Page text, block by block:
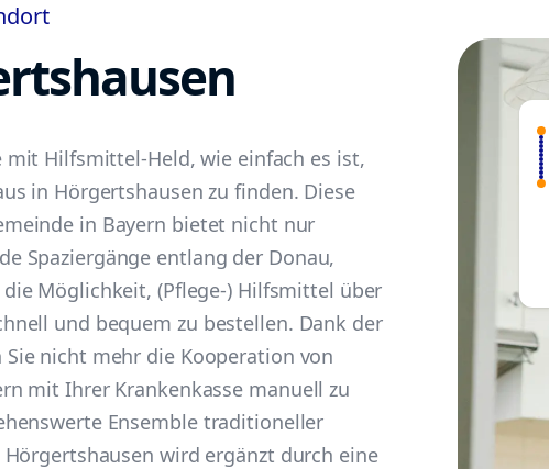
mit Hilfsmittel-Held, wie einfach es ist,
in Hörgertshausen zu finden. Diese
in Bayern bietet nicht nur
Spaziergänge entlang der Donau,
Möglichkeit, (Pflege-) Hilfsmittel über
und bequem zu bestellen. Dank der
Sie nicht mehr die Kooperation von
mit Ihrer Krankenkasse manuell zu
Ensemble traditioneller
wird ergänzt durch eine